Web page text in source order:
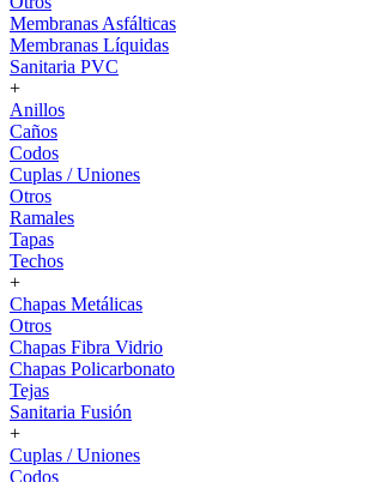
Membranas Asfálticas
Membranas Líquidas
Sanitaria PVC
+
Anillos
Caños
Codos
Cuplas / Uniones
Otros
Ramales
Tapas
Techos
+
Chapas Metálicas
Otros
Chapas Fibra Vidrio
Chapas Policarbonato
Tejas
Sanitaria Fusión
+
Cuplas / Uniones
Codos